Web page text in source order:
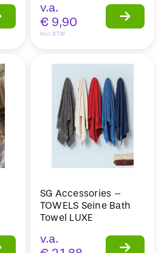
v.a.
€ 9,90
Incl. BTW
SG Accessories –
TOWELS Seine Bath
Towel LUXE
v.a.